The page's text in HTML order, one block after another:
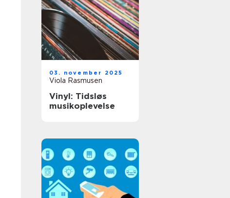
03. november 2025
Viola Rasmusen
Vinyl: Tidsløs
musikoplevelse